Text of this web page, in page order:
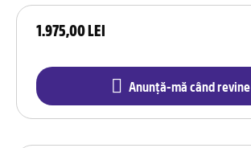
1.975,00 LEI
Anunță-mă când revine